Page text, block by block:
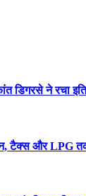
डिगरसे ने रचा
टैक्स और LPG